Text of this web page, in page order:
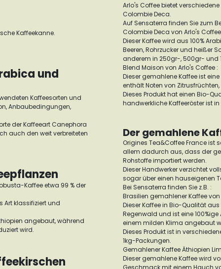
Kaffeekanne.
und
Kaffeesorten und
Anbaubedingungen,
der Kaffeeart Canephora
auch den weit verbreiteten
Kaffee etwa 99 % der
Art klassifiziert und
angebaut, während
wird.
Arlo's Coffee bietet
Colombie Deca.
Auf Sensaterra finden Sie zum
Colombie Deca von Arlo's
Dieser Kaffee wird aus 100%
Beeren, Rohrzucker und heißer
anderem in 250gr-, 500gr- und
Blend Maison von Arlo's Coffee :
Dieser gemahlene Kaffee ist
enthält Noten von
Dieses Produkt hat einen Bio-
handwerkliche Kaffeeröster ist in
Der gemahlene
Origines Tea&Coffee France ist
allem dadurch aus, dass der
Rohstoffe importiert werden.
Dieser Handwerker verzichtet
sogar über einen hauseigenen
Bei Sensaterra finden Sie z.B. :
Brasilien gemahlener Kaffee von
Dieser Kaffee in Bio-Qualität
Regenwald und ist eine
einem milden Klima angebaut
Dieses Produkt ist in
1kg-Packungen.
Gemahlener Kaffee Äthiopien
Dieser gemahlene Kaffee wird
Geschmack mit einem Hauch